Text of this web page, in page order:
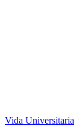
Vida Universitaria